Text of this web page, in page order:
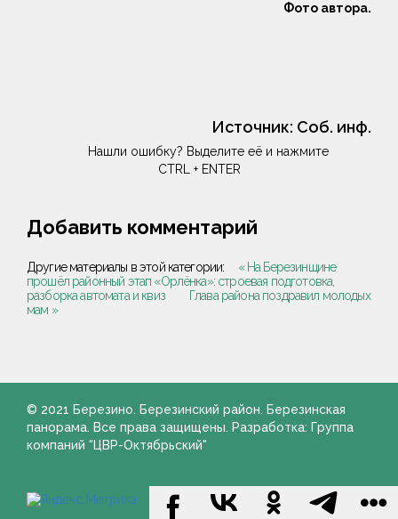
Фото автора.
Источник: Соб. инф.
Нашли ошибку? Выделите её и нажмите
CTRL + ENTER
Добавить комментарий
Другие материалы в этой категории:
« На Березинщине
прошёл районный этап «Орлёнка»: строевая подготовка,
разборка автомата и квиз
Глава района поздравил молодых
мам »
© 2021 Березино. Березинский район. Березинская
панорама. Все права защищены. Разработка: Группа
компаний "ЦВР-Октябрьский"